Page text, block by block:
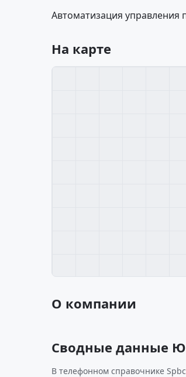
Автоматизация управления
На карте
О компании
Сводные данные
В телефонном справочнике